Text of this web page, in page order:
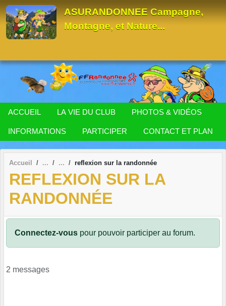
ASURANDONNEE Campagne,
Montagne, et Nature...
ACCUEIL LA VIE DU CLUB PHOTOS & VIDÉOS
INFORMATIONS PARTICIPER CONTACT ET PLAN
Accueil reflexion sur la randonnée
REFLEXION SUR LA
RANDONNÉE
Connectez-vous pour pouvoir participer au forum.
2 messages
Panneau de gestion des cookies